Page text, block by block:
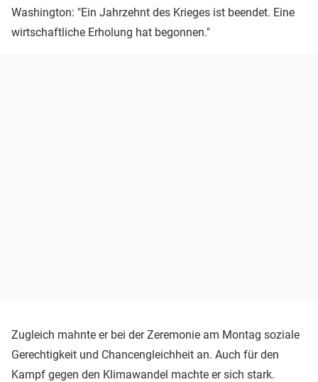
Washington: "Ein Jahrzehnt des Krieges ist beendet. Eine
wirtschaftliche Erholung hat begonnen."
Zugleich mahnte er bei der Zeremonie am Montag soziale
Gerechtigkeit und Chancengleichheit an. Auch für den
Kampf gegen den Klimawandel machte er sich stark.